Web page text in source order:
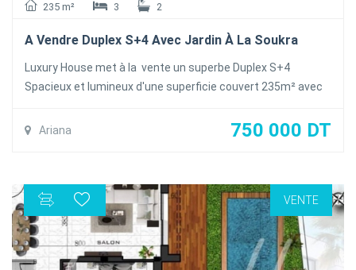
235 m² 3 2
A Vendre Duplex S+4 Avec Jardin À La Soukra
Luxury House met à la vente un superbe Duplex S+4
Spacieux et lumineux d'une superficie couvert 235m² avec
résidence calme et sécurisés proche de toutes les
Au Rez-de-chaussée : un salon spacieux et lumineux
donnant sur le jardin , une salle à manger, une cuisine
parfaitement équipée est aménager ( plaque , Hotte , four,
micro-onde , réfrigérateur ,lave vaisselle ) avec séchoir , un
séjour .
Ariana 750 000 DT
VENTE